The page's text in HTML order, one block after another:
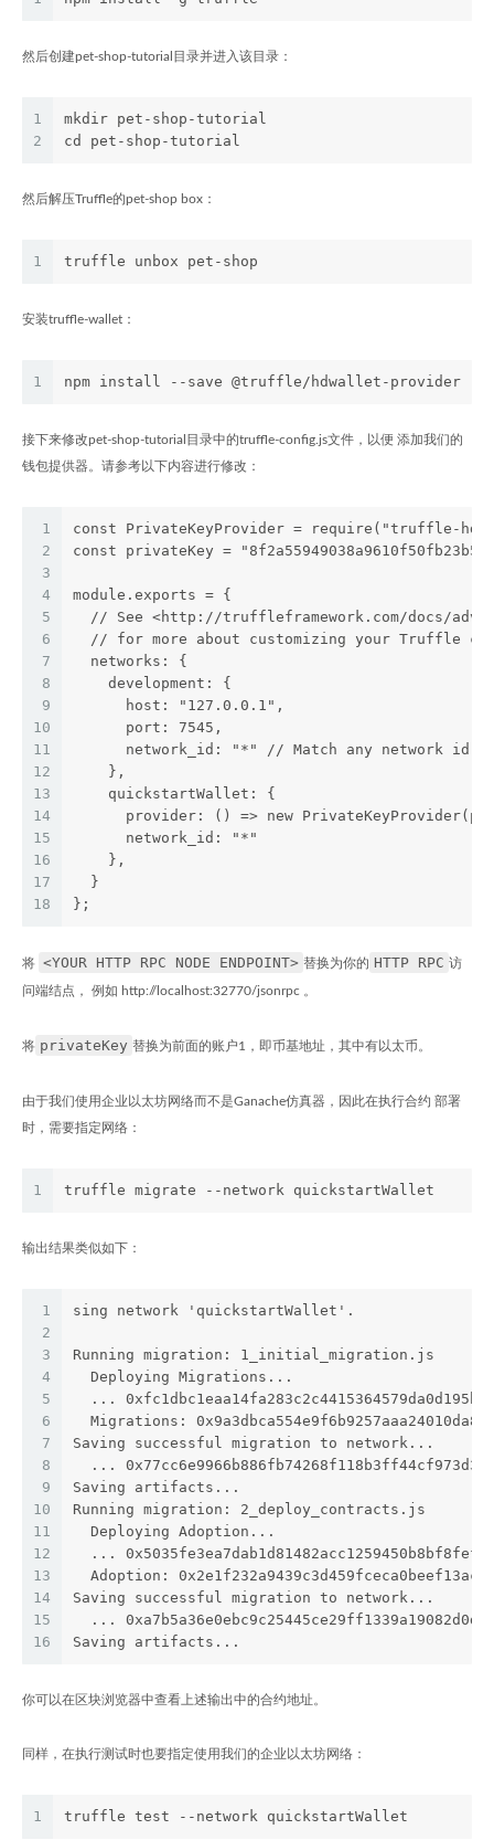
然后创建pet-shop-tutorial目录并进入该目录：
1
2
mkdir pet-shop-tutorial
cd pet-shop-tutorial
然后解压Truffle的pet-shop box：
1 truffle unbox pet-shop
安装truffle-wallet：
1 npm install --save @truffle/hdwallet-provider
接下来修改pet-shop-tutorial目录中的truffle-config.js文件，以便 添加我们的
钱包提供器。请参考以下内容进行修改：
1
2
3
4
5
6
7
8
9
10
11
12
13
14
15
16
17
18
const PrivateKeyProvider = require("truffle-
const privateKey =
module.exports = {
// See <http://truffleframework.com/docs/
// for more about customizing your Truffle
  networks: {
    development: {
      host: "127.0.0.1",
      port: 7545,
      network_id: "*" // Match any network id
    },
    quickstartWallet: {
provider: () => new
      network_id: "*"
    },
  }
};
将 <YOUR HTTP RPC NODE ENDPOINT> 替换为你的 HTTP RPC 访
问端结点， 例如 http://localhost:32770/jsonrpc 。
将 privateKey 替换为前面的账户1，即币基地址，其中有以太币。
由于我们使用企业以太坊网络而不是Ganache仿真器，因此在执行合约 部署
时，需要指定网络：
1 truffle migrate --network quickstartWallet
输出结果类似如下：
1
2
3
4
5
6
7
8
9
10
11
12
13
14
15
16
sing network 'quickstartWallet'.
Running migration: 1_initial_migration.js
  Deploying Migrations...
...
Migrations:
Saving successful migration to network...
...
Saving artifacts...
Running migration: 2_deploy_contracts.js
  Deploying Adoption...
...
Adoption:
Saving successful migration to network...
...
Saving artifacts...
你可以在区块浏览器中查看上述输出中的合约地址。
同样，在执行测试时也要指定使用我们的企业以太坊网络：
1 truffle test --network quickstartWallet